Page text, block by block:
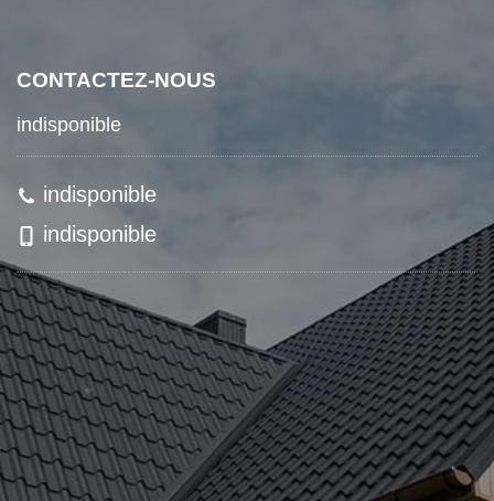
CONTACTEZ-NOUS
indisponible
indisponible
indisponible